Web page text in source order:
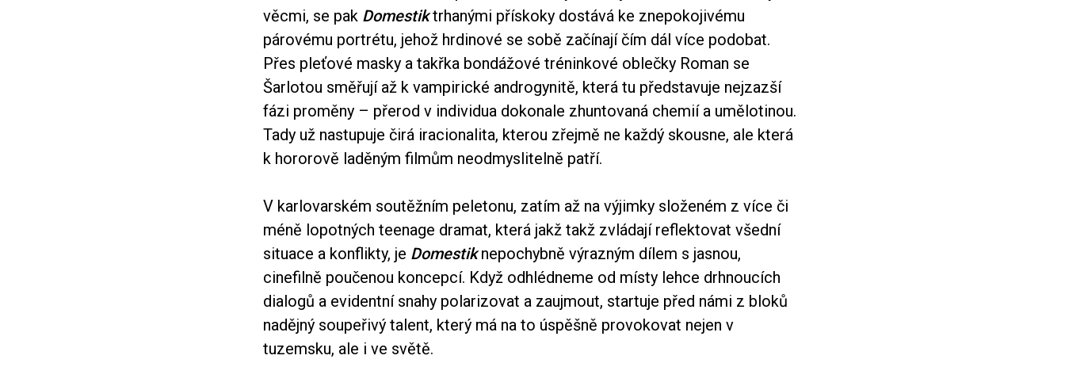
věcmi, se pak Domestiktrhanými přískoky dostává ke znepokojivému
párovému portrétu, jehož hrdinové se sobě začínají čím dál více podobat.
Přes pleťové masky a takřka bondážové tréninkové oblečky Roman se
Šarlotou směřují až k vampirické androgynitě, která tu představuje nejzazší
fázi proměny – přerod v individua dokonale zhuntovaná chemií a umělotinou.
Tady už nastupuje čirá iracionalita, kterou zřejmě ne každý skousne, ale která
k hororově laděným filmům neodmyslitelně patří.
V karlovarském soutěžním peletonu, zatím až na výjimky složeném z více či
méně lopotných teenage dramat, která jakž takž zvládají reflektovat všední
situace a konflikty, je Domestiknepochybně výrazným dílem s jasnou,
cinefilně poučenou koncepcí. Když odhlédneme od místy lehce drhnoucích
dialogů a evidentní snahy polarizovat a zaujmout, startuje před námi z bloků
nadějný soupeřivý talent, který má na to úspěšně provokovat nejen v
tuzemsku, ale i ve světě.